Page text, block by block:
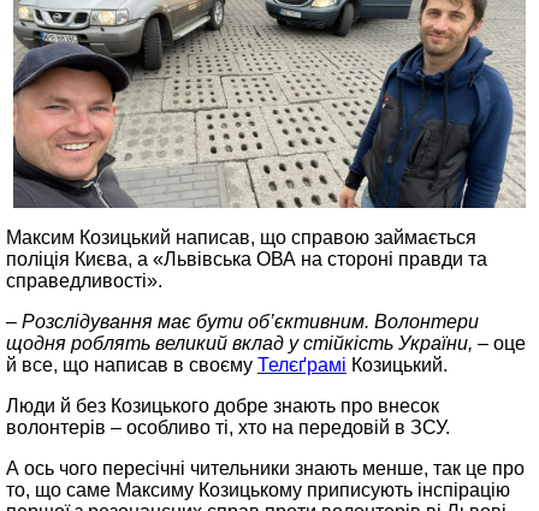
Максим Козицький написав, що справою займається
поліція Києва, а «Львівська ОВА на стороні правди та
справедливості».
– Розслідування має бути об’єктивним. Волонтери
щодня роблять великий вклад у стійкість України, – оце
й все, що написав в своєму Телєґрамі Козицький.
Люди й без Козицького добре знають про внесок
волонтерів – особливо ті, хто на передовій в ЗСУ.
А ось чого пересічні чительники знають менше, так це про
то, що саме Максиму Козицькому приписують інспірацію